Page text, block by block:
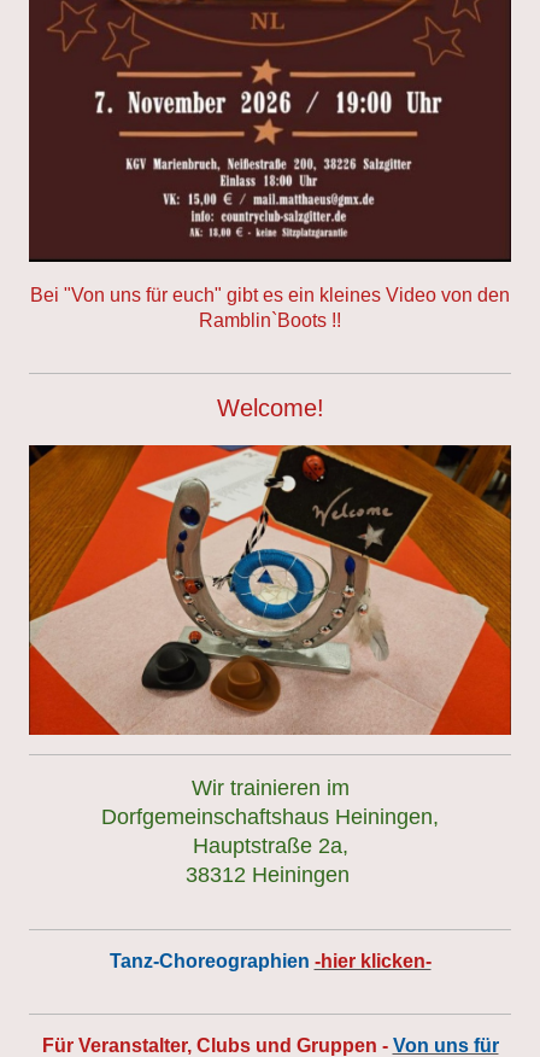
Bei "Von uns für euch" gibt es ein kleines Video von den
Ramblin`Boots !!
Welcome!
Wir trainieren im
Dorfgemeinschaftshaus Heiningen,
Hauptstraße 2a,
38312 Heiningen
Tanz-Choreographien -hier klicken-
Für Veranstalter, Clubs und Gruppen - Von uns für